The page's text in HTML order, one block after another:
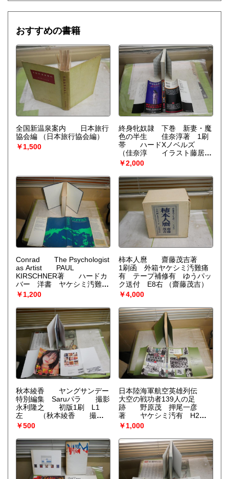
おすすめの書籍
全国新温泉案内 日本旅行
協会編
（日本旅行協会編）
￥1,500
終身牝奴隷 下巻 新妻・魔
色の半生 佳奈淳著 1刷
帯 ハードXノベルズ
（佳奈淳 イラスト藤居正
彦）
￥2,000
Conrad The Psychologist
as Artist PAUL
KIRSCHNER著 ハードカ
バー 洋書 ヤケシミ汚難痛
有 G2右 送料520円
（PAUL KIRSCHNER）
￥1,200
柿本人麿 齋藤茂吉著
1刷函 外箱ヤケシミ汚難痛
有 テープ補修有 ゆうパッ
ク送付 E8右
（齋藤茂吉）
￥4,000
秋本綾香 ヤングサンデー
特別編集 Saruパラ 撮影
永利隆之 初版1刷 L1
左
（秋本綾香 撮影
永利隆之）
￥500
日本陸海軍航空英雄列伝
大空の戦功者139人の足
跡 野原茂 押尾一彦
著 ヤケシミ汚有 H2左5
（野原茂 押尾一彦）
￥1,000